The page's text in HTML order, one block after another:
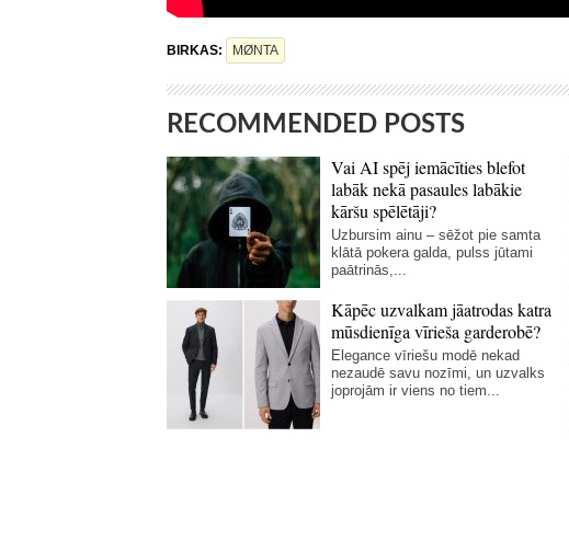
BIRKAS: MØNTA
RECOMMENDED POSTS
Vai AI spēj iemācīties blefot
labāk nekā pasaules labākie
kāršu spēlētāji?
Uzbursim ainu – sēžot pie samta
klātā pokera galda, pulss jūtami
paātrinās,...
Kāpēc uzvalkam jāatrodas katra
mūsdienīga vīrieša garderobē?
Elegance vīriešu modē nekad
nezaudē savu nozīmi, un uzvalks
joprojām ir viens no tiem...